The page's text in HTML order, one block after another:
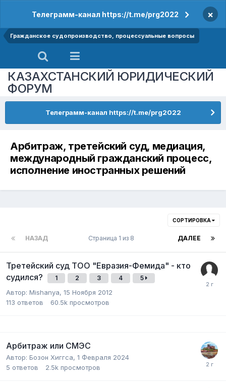
Телеграмм-канал https://t.me/prg2022 ×
Гражданское судопроизводство, процессуальные вопросы
КАЗАХСТАНСКИЙ ЮРИДИЧЕСКИЙ
ФОРУМ
Телеграмм-канал https://t.me/prg2022
Арбитраж, третейский суд, медиация,
международный гражданский процесс,
исполнение иностранных решений
СОРТИРОВКА
НАЗАД ДАЛЕЕ
Страница 1 из 8
Третейский суд ТОО "Евразия-Фемида" - кто
судился?
1 2 3 4 5
Автор: Mishanya, 15 Ноября 2012
113 ответов 60.5k просмотров
Арбитраж или СМЭС
Автор: Бозон Хиггса, 1 Февраля 2024
5 ответов 2.5k просмотров